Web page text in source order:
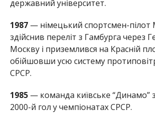
державний університет.
1987— німецький спортсмен-пілот
здійснив переліт з Гамбурга через
Москву і приземлився на Красній
обійшовши усю систему
СРСР.
1985— команда київське “Динамо”
2000-й гол у чемпіонатах СРСР.